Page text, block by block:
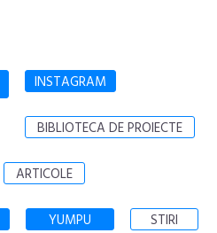
INSTAGRAM
BIBLIOTECA DE PROIECTE
ARTICOLE
YUMPU STIRI